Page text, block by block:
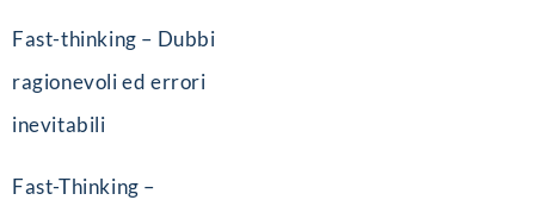
Fast-thinking – Dubbi
ragionevoli ed errori
inevitabili
Fast-Thinking –